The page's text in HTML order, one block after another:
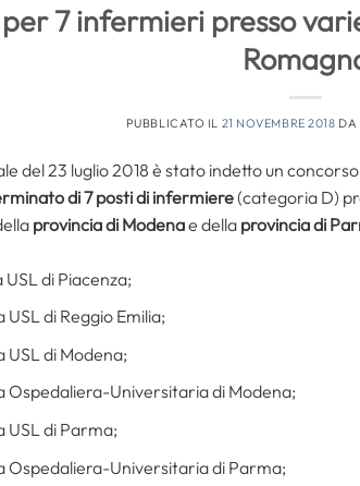
7 infermieri presso
PUBBLICATO IL 21 NOVEMBRE 2018 DA
del 23 luglio 2018 è stato indetto un
di 7 posti di infermiere(categoria D)
provincia di Modenae della provincia di
USL di Piacenza;
USL di Reggio Emilia;
USL di Modena;
Ospedaliera-Universitaria di Modena;
USL di Parma;
Ospedaliera-Universitaria di Parma;